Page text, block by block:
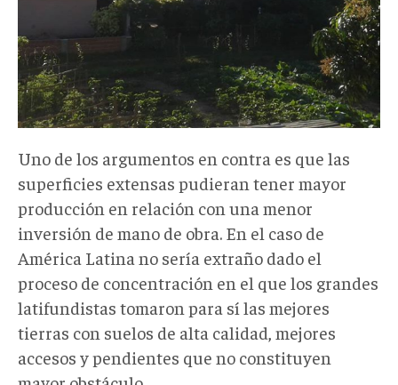
Uno de los argumentos en contra es que las
superficies extensas pudieran tener mayor
producción en relación con una menor
inversión de mano de obra. En el caso de
América Latina no sería extraño dado el
proceso de concentración en el que los grandes
latifundistas tomaron para sí las mejores
tierras con suelos de alta calidad, mejores
accesos y pendientes que no constituyen